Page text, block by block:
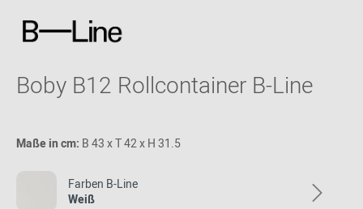
Boby B12 Rollcontainer B-Line
Maße in cm: B 43 x T 42 x H 31.5
Farben B-Line
Weiß